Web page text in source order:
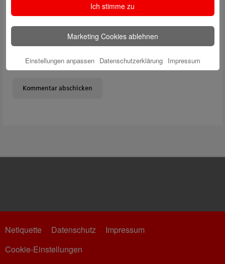
Name, E-Mail-Adresse und Website in diesem Browser für
meinen nächsten Kommentar speichern.
Netiquette Datenschutz
Impressum
Cookie-Einstellungen
Ich stimme zu
Marketing Cookies ablehnen
Einstellungen anpassen Datenschutzerklärung Impressum